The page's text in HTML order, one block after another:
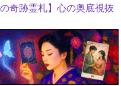
奇跡霊札】心の奥底視抜